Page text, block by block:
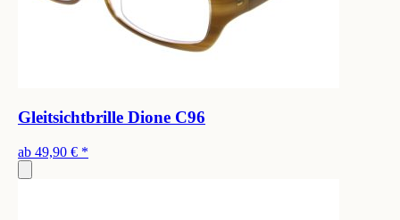
Gleitsichtbrille Dione C96
ab 49,90 € *